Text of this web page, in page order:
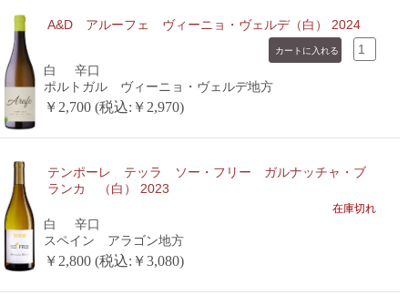
A&D アルーフェ ヴィーニョ・ヴェルデ（白） 2024
白
辛口
ポルトガル ヴィーニョ・ヴェルデ地方
￥2,700 (税込:￥2,970)
テンポーレ テッラ ソー・フリー ガルナッチャ・ブ
ランカ （白） 2023
在庫切れ
白
辛口
スペイン アラゴン地方
￥2,800 (税込:￥3,080)